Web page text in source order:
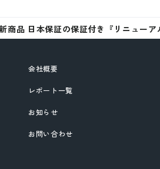
商品 日本保証の保証付き『リニュー
会社概要
レポート一覧
お知らせ
お問い合わせ
動する